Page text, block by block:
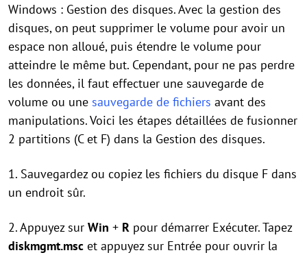
Windows : Gestion des disques. Avec la gestion des
disques, on peut supprimer le volume pour avoir un
espace non alloué, puis étendre le volume pour
atteindre le même but. Cependant, pour ne pas perdre
les données, il faut effectuer une sauvegarde de
volume ou une sauvegarde de fichiers avant des
manipulations. Voici les étapes détaillées de fusionner
2 partitions (C et F) dans la Gestion des disques.
1. Sauvegardez ou copiez les fichiers du disque F dans
un endroit sûr.
2. Appuyez sur Win + R pour démarrer Exécuter. Tapez
diskmgmt.msc et appuyez sur Entrée pour ouvrir la